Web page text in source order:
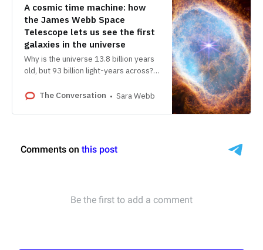
A cosmic time machine: how
the James Webb Space
Telescope lets us see the first
galaxies in the universe
Why is the universe 13.8 billion years
old, but 93 billion light-years across?
the cosmos.
The Conversation Sara Webb